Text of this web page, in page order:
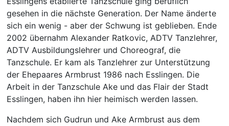
gesehen in die nächste Generation. Der Name änderte
sich ein wenig - aber der Schwung ist geblieben. Ende
2002 übernahm Alexander Ratkovic, ADTV Tanzlehrer,
ADTV Ausbildungslehrer und Choreograf, die
Tanzschule. Er kam als Tanzlehrer zur Unterstützung
der Ehepaares Armbrust 1986 nach Esslingen. Die
Arbeit in der Tanzschule Ake und das Flair der Stadt
Esslingen, haben ihn hier heimisch werden lassen.
Nachdem sich Gudrun und Ake Armbrust aus dem